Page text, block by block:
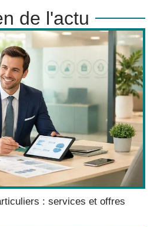
de l'actu
: services et offres